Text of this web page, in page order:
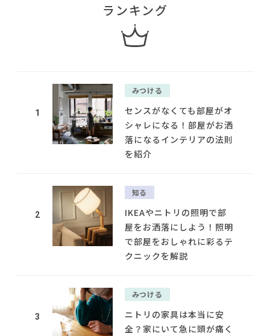
ランキング
1
みつける
センスがなくても部屋がオ
シャレになる！部屋がお洒
落になるインテリアの法則
を紹介
2
知る
IKEAやニトリの照明で部
屋をお洒落にしよう！照明
で部屋をおしゃれに彩るテ
クニックを解説
3
みつける
ニトリの家具は本当に安
全？家にいて急に頭が痛く